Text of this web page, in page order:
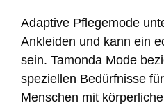
Adaptive Pflegemode
Ankleiden und kann ein
sein. Tamonda Mode
speziellen Bedürfnisse
Menschen mit